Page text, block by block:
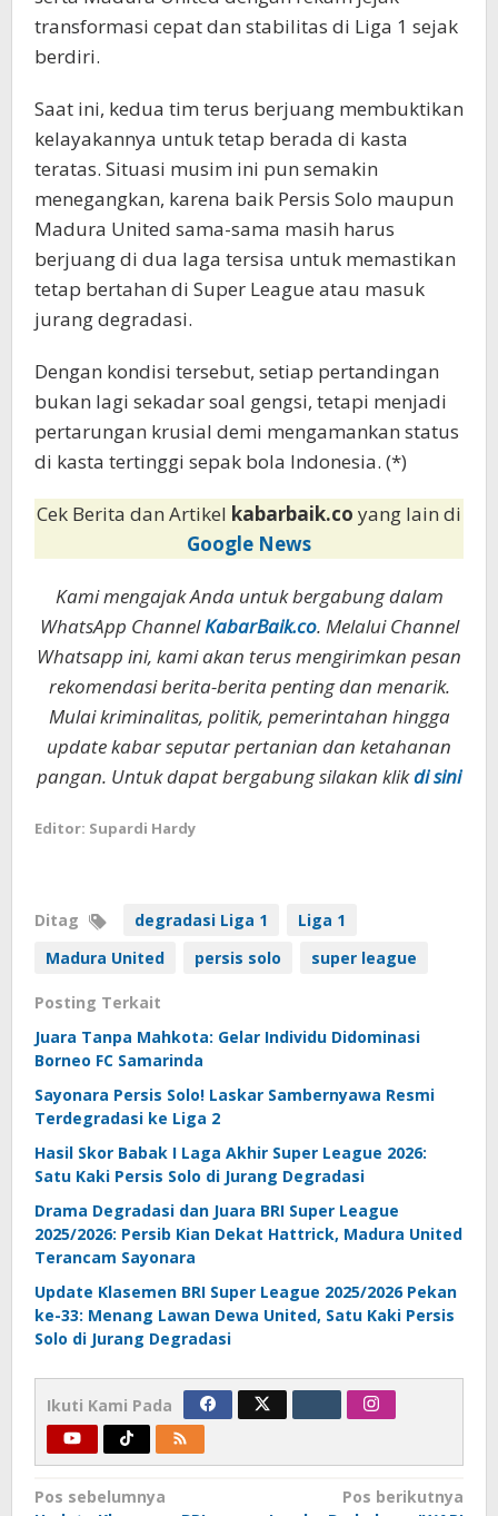
transformasi cepat dan stabilitas di Liga 1 sejak
berdiri.
Saat ini, kedua tim terus berjuang membuktikan
kelayakannya untuk tetap berada di kasta
teratas. Situasi musim ini pun semakin
menegangkan, karena baik Persis Solo maupun
Madura United sama-sama masih harus
berjuang di dua laga tersisa untuk memastikan
tetap bertahan di Super League atau masuk
jurang degradasi.
Dengan kondisi tersebut, setiap pertandingan
bukan lagi sekadar soal gengsi, tetapi menjadi
pertarungan krusial demi mengamankan status
di kasta tertinggi sepak bola Indonesia. (*)
Cek Berita dan Artikel kabarbaik.co yang lain di
Google News
Kami mengajak Anda untuk bergabung dalam
WhatsApp ChannelKabarBaik.co. Melalui Channel
Whatsapp ini, kami akan terus mengirimkan pesan
rekomendasi berita-berita penting dan menarik.
Mulai kriminalitas, politik, pemerintahan hingga
update kabar seputar pertanian dan ketahanan
pangan. Untuk dapat bergabung silakan klikdi sini
Editor: Supardi Hardy
Ditag degradasi Liga 1
Liga 1
Madura United
persis solo super league
Posting Terkait
Juara Tanpa Mahkota: Gelar Individu Didominasi
Borneo FC Samarinda
Sayonara Persis Solo! Laskar Sambernyawa Resmi
Terdegradasi ke Liga 2
Hasil Skor Babak I Laga Akhir Super League 2026:
Satu Kaki Persis Solo di Jurang Degradasi
Drama Degradasi dan Juara BRI Super League
2025/2026: Persib Kian Dekat Hattrick, Madura United
Terancam Sayonara
Update Klasemen BRI Super League 2025/2026 Pekan
ke-33: Menang Lawan Dewa United, Satu Kaki Persis
Solo di Jurang Degradasi
Ikuti Kami Pada
Navigasi
Pos sebelumnya
Pos berikutnya